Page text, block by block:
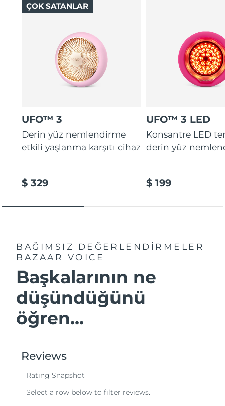
UFO™ 3
Derin yüz nemlendirme
etkili yaşlanma karşıtı cihaz
$ 329
ÇOK SATANLAR
UFO™ 3 LED
Konsantre LED
derin yüz
$ 199
BAĞIMSIZ DEĞERLENDİRMELER
BAZAAR VOICE
Başkalarının ne
düşündüğünü
öğren...